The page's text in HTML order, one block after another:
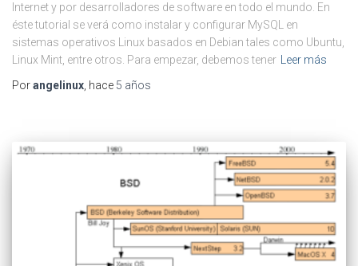
Internet y por desarrolladores de software en todo el mundo. En
éste tutorial se verá como instalar y configurar MySQL en
sistemas operativos Linux basados en Debian tales como Ubuntu,
Linux Mint, entre otros. Para empezar, debemos tener
Leer más
Porangelinux , hace 5 años